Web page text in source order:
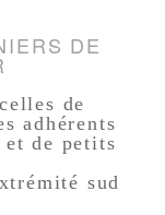
DE
de
adhérents
et de petits
sud